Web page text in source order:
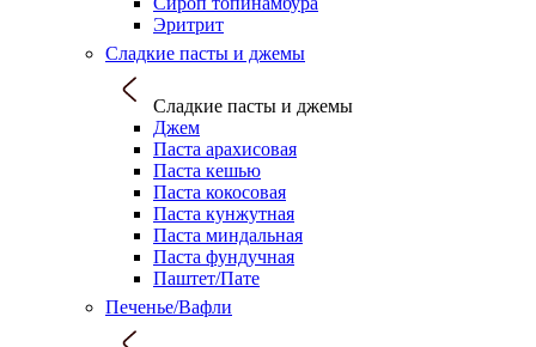
Эритрит
Сладкие пасты и джемы
Сладкие пасты и джемы
Джем
Паста арахисовая
Паста кешью
Паста кокосовая
Паста кунжутная
Паста миндальная
Паста фундучная
Паштет/Пате
Печенье/Вафли